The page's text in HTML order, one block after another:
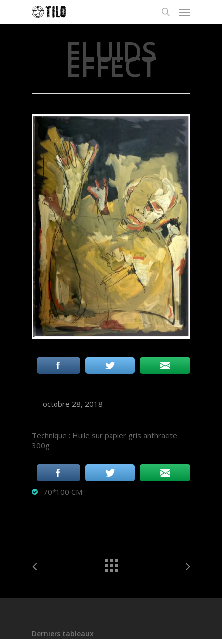
FLUIDS
EFFECT
octobre 28, 2018
Technique : Huile sur papier gris anthracite
300g
70*100 CM
Derniers tableaux